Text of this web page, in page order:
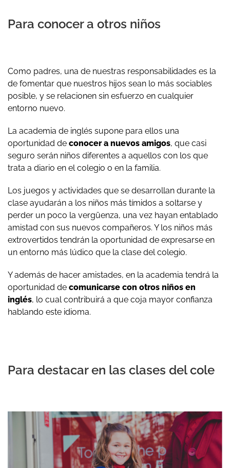
Para conocer a otros niños
Como padres, una de nuestras responsabilidades es la
de fomentar que nuestros hijos sean lo más sociables
posible, y se relacionen sin esfuerzo en cualquier
entorno nuevo.
La academia de inglés supone para ellos una
oportunidad de conocer a nuevos amigos, que casi
seguro serán niños diferentes a aquellos con los que
trata a diario en el colegio o en la familia.
Los juegos y actividades que se desarrollan durante la
clase ayudarán a los niños más tímidos a soltarse y
perder un poco la vergüenza, una vez hayan entablado
amistad con sus nuevos compañeros. Y los niños más
extrovertidos tendrán la oportunidad de expresarse en
un entorno más lúdico que la clase del colegio.
Y además de hacer amistades, en la academia tendrá la
oportunidad de comunicarse con otros niños en
inglés, lo cual contribuirá a que coja mayor confianza
hablando este idioma.
Para destacar en las clases del cole